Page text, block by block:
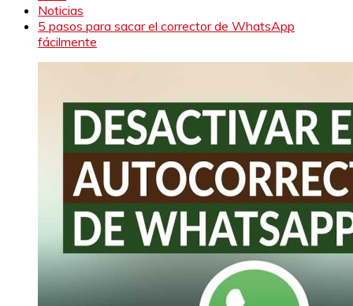
Noticias
5 pasos para sacar el corrector de WhatsApp
fácilmente